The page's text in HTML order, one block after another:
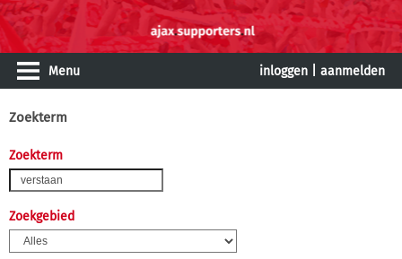
Menu inloggen aanmelden
Zoekterm
Zoekterm
Zoekgebied